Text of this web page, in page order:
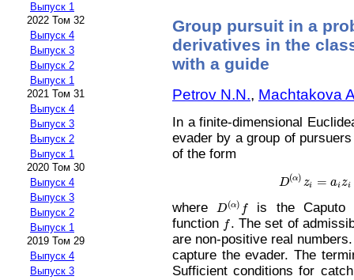
Выпуск 1
2022 Том 32
Выпуск 4
Выпуск 3
Выпуск 2
Выпуск 1
2021 Том 31
Выпуск 4
Выпуск 3
Выпуск 2
Выпуск 1
2020 Том 30
Выпуск 4
Выпуск 3
Выпуск 2
Выпуск 1
2019 Том 29
Выпуск 4
Выпуск 3
Group pursuit in a
derivatives in the
with a guide
Petrov N.N., Machtakova
In a finite-dimensional
evader by a group of
of the form
D(α) zi = aizi
D α)zi=
whereD(α) f
D(α)f
is the Caputo
function f
f . The set of
are non-positive real
capture the evader. The
Sufficient conditions for